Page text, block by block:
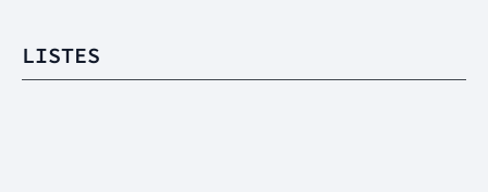
LISTES